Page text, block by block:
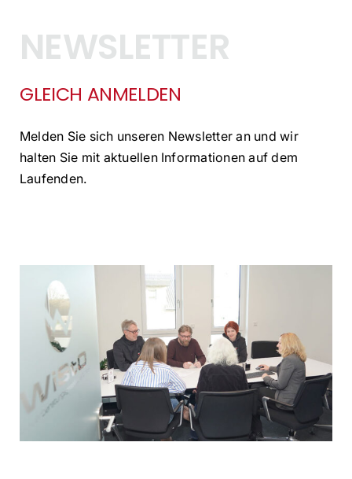
NEWSLETTER
GLEICH ANMELDEN
Melden Sie sich unseren Newsletter an und wir
halten Sie mit aktuellen Informationen auf dem
Laufenden.